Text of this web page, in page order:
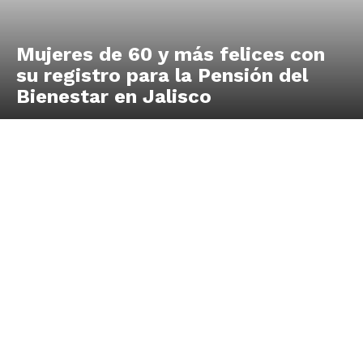
Mujeres de 60 y más felices con
su registro para la Pensión del
Bienestar en Jalisco